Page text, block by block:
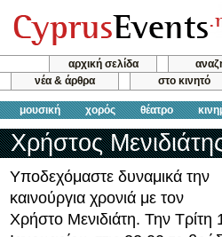
αρχική σελίδα
νέα & άρθρα
στο κινητό
μουσική χορός θέατρο
Χρήστος
Υποδεχόμαστε δυναμικά την
καινούργια χρονιά με τον
Χρήστο Μενιδιάτη. Την Τρίτη